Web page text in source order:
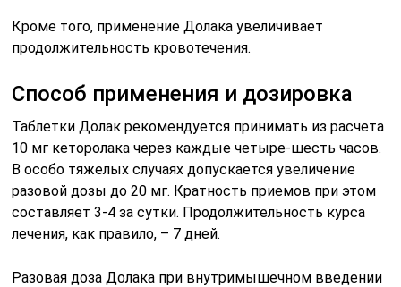
Кроме того, применение Долака увеличивает
продолжительность кровотечения.
Способ применения и дозировка
Таблетки Долак рекомендуется принимать из расчета
10 мг кеторолака через каждые четыре-шесть часов.
В особо тяжелых случаях допускается увеличение
разовой дозы до 20 мг. Кратность приемов при этом
составляет 3-4 за сутки. Продолжительность курса
лечения, как правило, – 7 дней.
Разовая доза Долака при внутримышечном введении